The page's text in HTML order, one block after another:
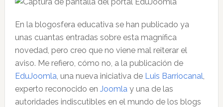
En la blogosfera educativa se han publicado ya
unas cuantas entradas sobre esta magnífica
novedad, pero creo que no viene mal reiterar el
aviso. Me refiero, cómo no, a la publicación de
EduJoomla, una nueva iniciativa de Luis Barriocanal,
experto reconocido en Joomlay una de las
autoridades indiscutibles en el mundo de los blogs